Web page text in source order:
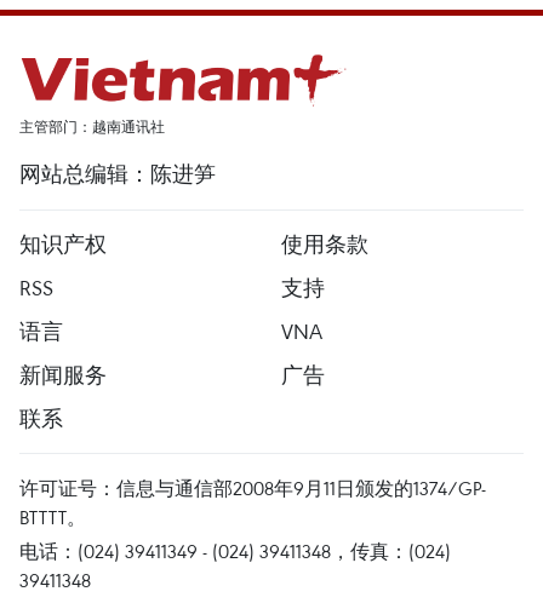
主管部门：越南通讯社
网站总编辑：陈进笋
知识产权
使用条款
RSS
支持
语言
VNA
新闻服务
广告
联系
许可证号：信息与通信部2008年9月11日颁发的1374/GP-
BTTTT。
电话：(024) 39411349 - (024) 39411348，传真：(024)
39411348